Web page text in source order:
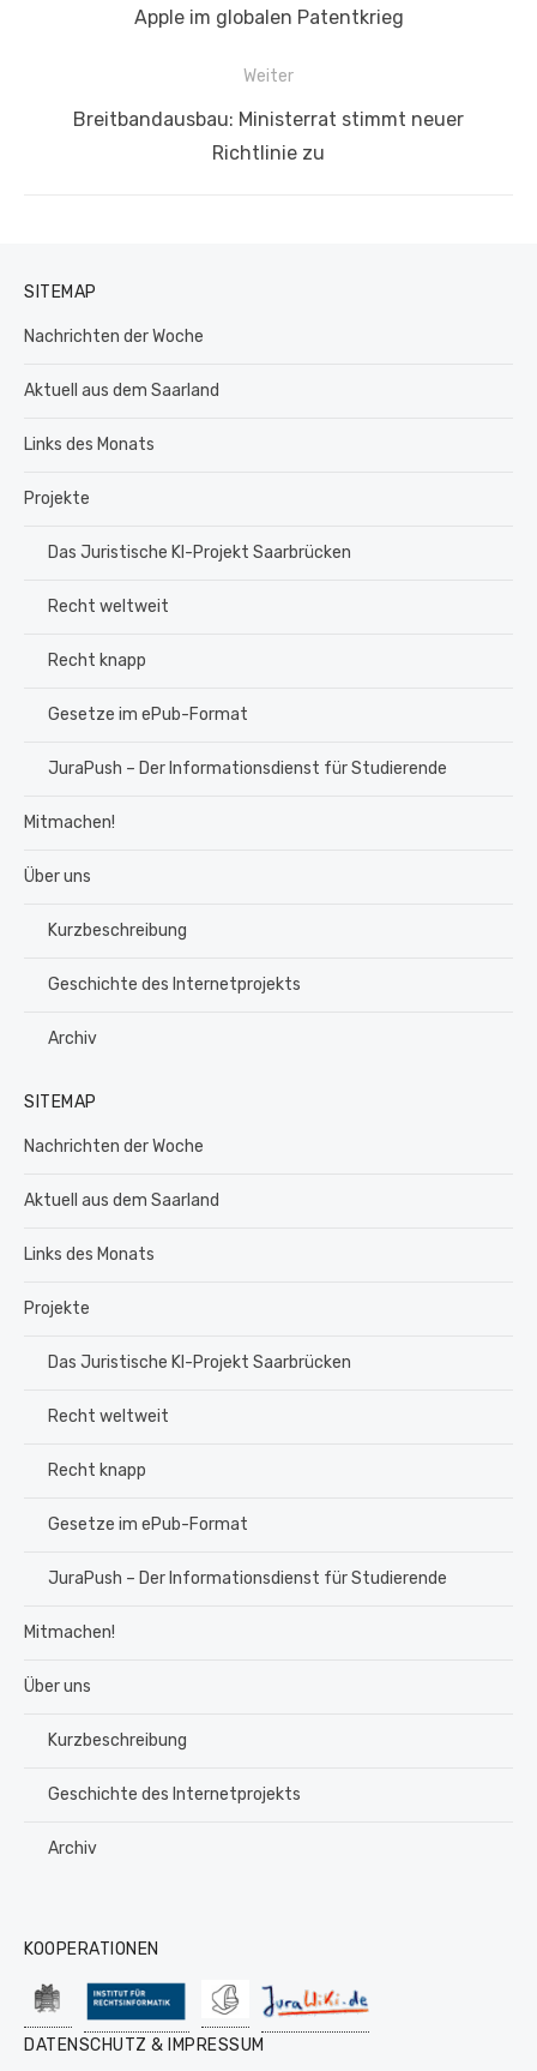
Apple im globalen Patentkrieg
Weiter
Nächster
Breitbandausbau: Ministerrat stimmt neuer
Richtlinie zu
SITEMAP
Nachrichten der Woche
Aktuell aus dem Saarland
Links des Monats
Projekte
Das Juristische KI-Projekt Saarbrücken
Recht weltweit
Recht knapp
Gesetze im ePub-Format
JuraPush – Der Informationsdienst für Studierende
Mitmachen!
Über uns
Kurzbeschreibung
Geschichte des Internetprojekts
Archiv
SITEMAP
Nachrichten der Woche
Aktuell aus dem Saarland
Links des Monats
Projekte
Das Juristische KI-Projekt Saarbrücken
Recht weltweit
Recht knapp
Gesetze im ePub-Format
JuraPush – Der Informationsdienst für Studierende
Mitmachen!
Über uns
Kurzbeschreibung
Geschichte des Internetprojekts
Archiv
KOOPERATIONEN
DATENSCHUTZ & IMPRESSUM